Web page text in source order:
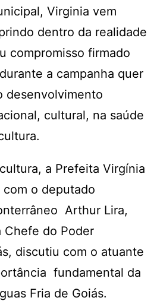
Virginia vem
dentro da realidade
compromisso firmado
a campanha quer
desenvolvimento
cultural, na saúde
a Prefeita Virgínia
o deputado
Arthur Lira,
do Poder
discutiu com o atuante
fundamental da
Fria de Goiás.